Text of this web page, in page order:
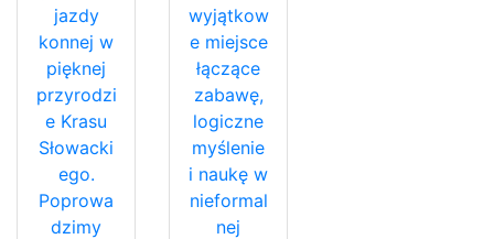
jazdy
konnej w
pięknej
przyrodzi
e Krasu
Słowacki
ego.
Poprowa
dzimy
wyjątkow
e miejsce
łączące
zabawę,
logiczne
myślenie
i naukę w
nieformal
nej